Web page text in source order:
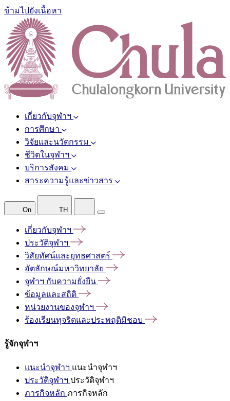
ข้ามไปยังเนื้อหา
เกี่ยวกับจุฬาฯ
การศึกษา
วิจัยและนวัตกรรม
ชีวิตในจุฬาฯ
บริการสังคม
สาระความรู้และข่าวสาร
On TH
เกี่ยวกับจุฬาฯ
ประวัติจุฬาฯ
วิสัยทัศน์และยุทธศาสตร์
อัตลักษณ์มหาวิทยาลัย
จุฬาฯ กับความยั่งยืน
ข้อมูลและสถิติ
หน่วยงานของจุฬาฯ
ร้องเรียนทุจริตและประพฤติมิชอบ
รู้จักจุฬาฯ
แนะนำจุฬาฯ แนะนำจุฬาฯ
ประวัติจุฬาฯ ประวัติจุฬาฯ
ภารกิจหลัก ภารกิจหลัก